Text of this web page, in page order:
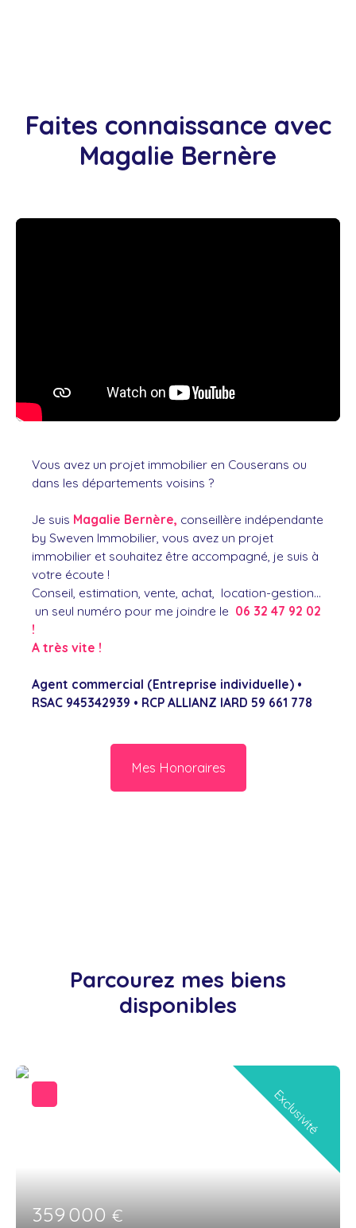
Faites connaissance avec
Magalie Bernère
Vous avez un projet immobilier en Couserans ou
dans les départements voisins ?
Je suis Magalie Bernère, conseillère indépendante
by Sweven Immobilier, vous avez un projet
immobilier et souhaitez être accompagné, je suis à
votre écoute !
Conseil, estimation, vente, achat, location-gestion...
un seul numéro pour me joindre le 06 32 47 92 02
!
A très vite !
Agent commercial (Entreprise individuelle) •
RSAC 945342939 • RCP ALLIANZ IARD 59 661 778
Mes Honoraires
Parcourez mes biens
disponibles
359 000€
Exclusivité